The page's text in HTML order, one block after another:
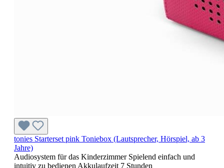
tonies Starterset pink Toniebox (Lautsprecher, Hörspiel, ab 3
Jahre)
Audiosystem für das Kinderzimmer Spielend einfach und
intuitiv zu bedienen Akkulaufzeit 7 Stunden